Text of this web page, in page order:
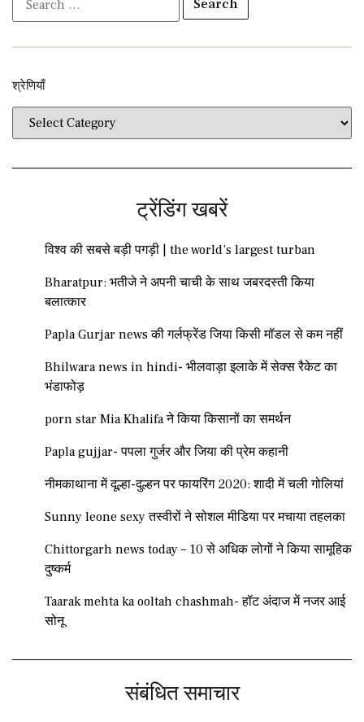
श्रेणियाँ​​
ट्रेंडिंग खबरें
विश्व की सबसे बड़ी पगड़ी | the world’s largest turban
Bharatpur: भतीजे ने अपनी चाची के साथ जबरदस्ती किया
बलात्कार
Papla Gurjar news की गर्लफ्रेंड जिया किसी मॉडल से कम नहीं
Bhilwara news in hindi- भीलवाड़ा इलाके में सेक्स रैकेट का
भंडाफोड़
porn star Mia Khalifa ने किया किसानों का समर्थन
Papla gujjar- पपला गुर्जर और जिया की प्रेम कहानी
नीमकाथाना में दूल्हा-दुल्हन पर फायरिंग 2020: शादी में चली गोलियां
Sunny leone sexy तस्वीरों ने सोशल मीडिया पर मचाया तहलका
Chittorgarh news today – 10 से अधिक लोगों ने किया सामूहिक
दुष्कर्म
Taarak mehta ka ooltah chashmah- हॉट अंदाज में नजर आई
सोनू
संबंधित समाचार